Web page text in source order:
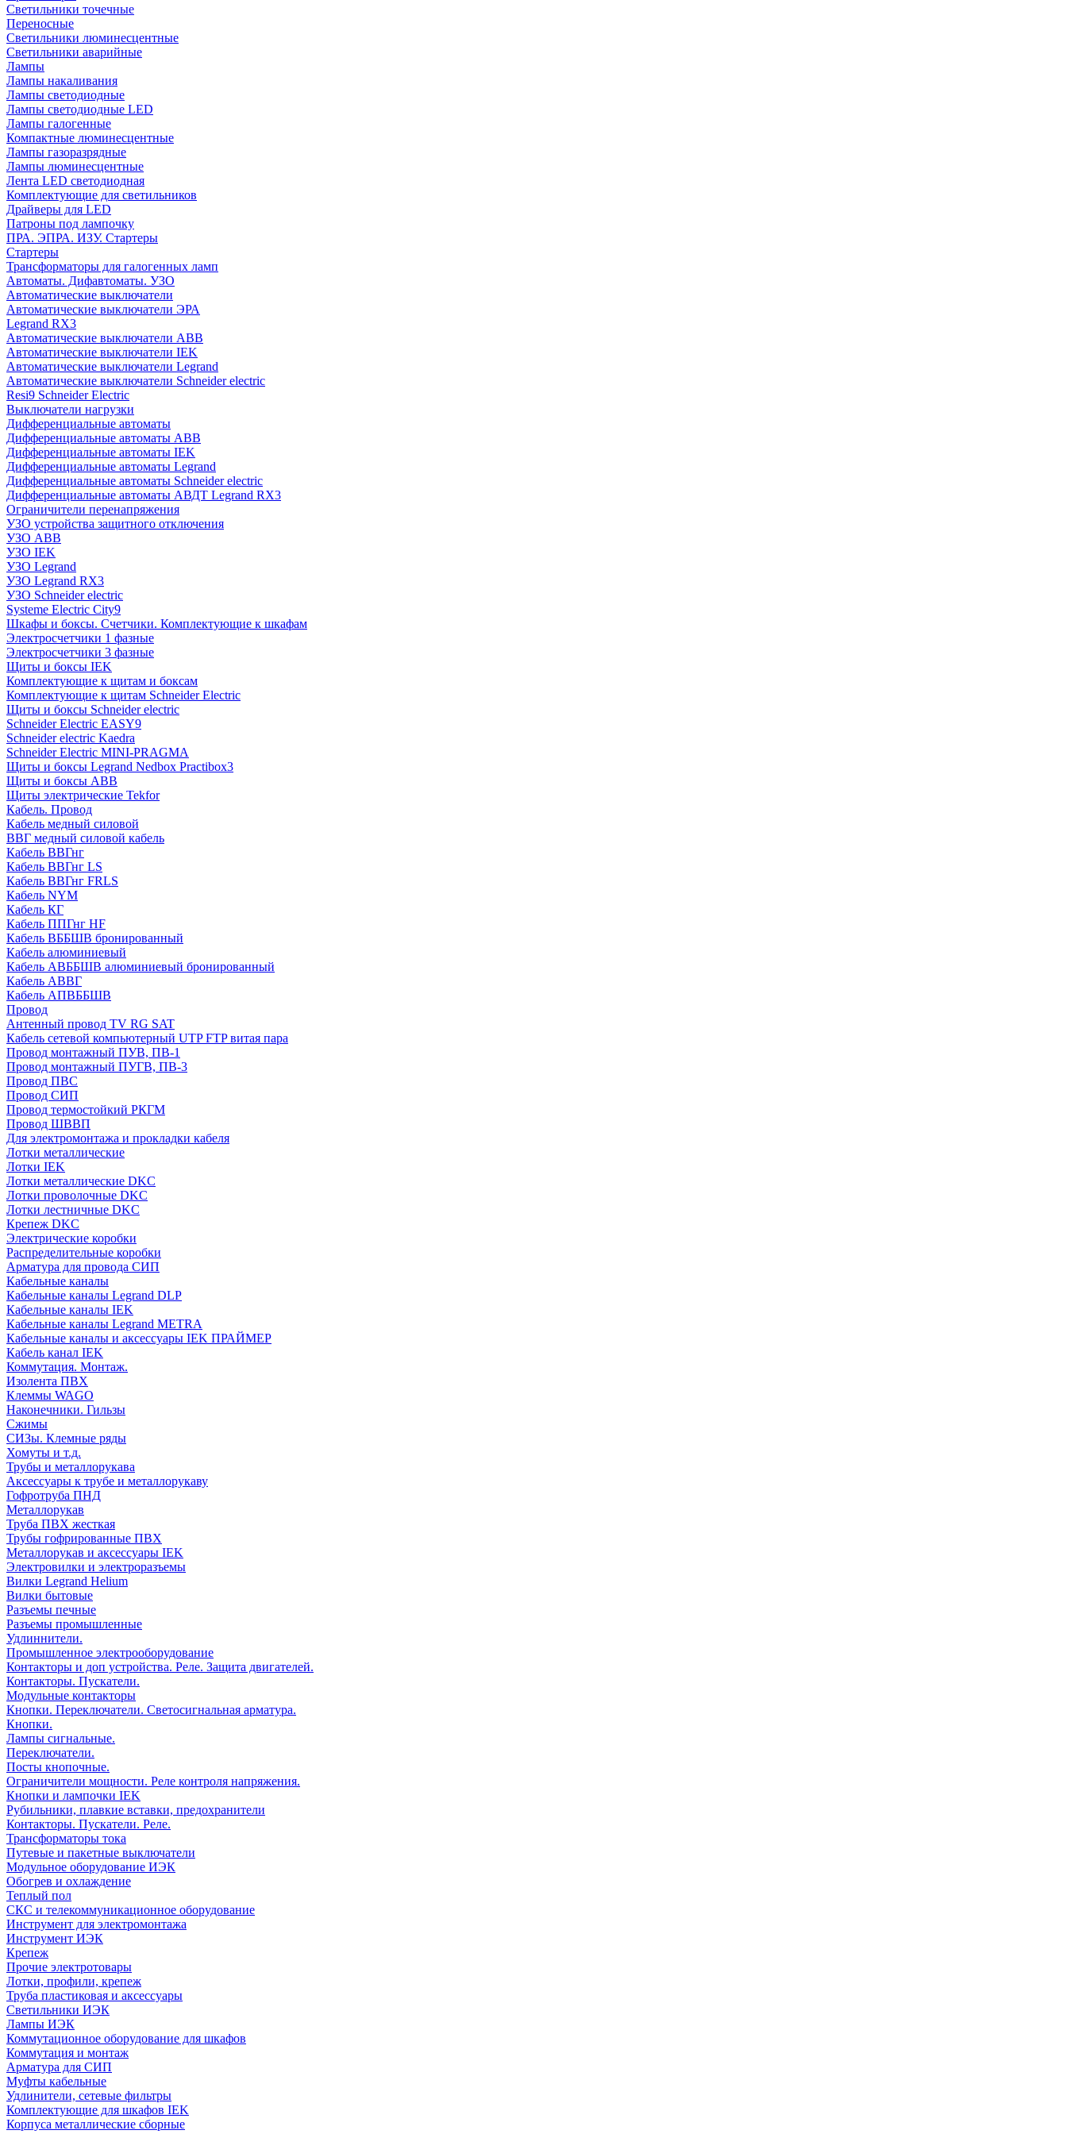
Cветильники точечные
Переносные
Светильники люминесцентные
Светильники аварийные
Лампы
Лампы накаливания
Лампы светодиодные
Лампы светодиодные LED
Лампы галогенные
Компактные люминесцентные
Лампы газоразрядные
Лампы люминесцентные
Лента LED светодиодная
Комплектующие для светильников
Драйверы для LED
Патроны под лампочку
ПРА. ЭПРА. ИЗУ. Стартеры
Стартеры
Трансформаторы для галогенных ламп
Автоматы. Дифавтоматы. УЗО
Автоматические выключатели
Автоматические выключатели ЭРА
Legrand RX3
Автоматические выключатели ABB
Автоматические выключатели IEK
Автоматические выключатели Legrand
Автоматические выключатели Schneider electric
Resi9 Schneider Electric
Выключатели нагрузки
Дифференциальные автоматы
Дифференциальные автоматы ABB
Дифференциальные автоматы IEK
Дифференциальные автоматы Legrand
Дифференциальные автоматы Schneider electric
Дифференциальные автоматы АВДТ Legrand RX3
Ограничители перенапряжения
УЗО устройства защитного отключения
УЗО ABB
УЗО IEK
УЗО Legrand
УЗО Legrand RX3
УЗО Schneider electric
Systeme Electric City9
Шкафы и боксы. Счетчики. Комплектующие к шкафам
Электросчетчики 1 фазные
Электросчетчики 3 фазные
Щиты и боксы IEK
Комплектующие к щитам и боксам
Комплектующие к щитам Schneider Electric
Щиты и боксы Schneider electric
Schneider Electric EASY9
Schneider electric Kaedra
Schneider Electric MINI-PRAGMA
Щиты и боксы Legrand Nedbox Practibox3
Щиты и боксы ABB
Щиты электрические Tekfor
Кабель. Провод
Кабель медный силовой
ВВГ медный силовой кабель
Кабель ВВГнг
Кабель ВВГнг LS
Кабель ВВГнг FRLS
Кабель NYM
Кабель КГ
Кабель ППГнг HF
Кабель ВББШВ бронированный
Кабель алюминиевый
Кабель АВББШВ алюминиевый бронированный
Кабель АВВГ
Кабель АПВББШВ
Провод
Антенный провод TV RG SAT
Кабель сетевой компьютерный UTP FTP витая пара
Провод монтажный ПУВ, ПВ-1
Провод монтажный ПУГВ, ПВ-3
Провод ПВС
Провод СИП
Провод термостойкий РКГМ
Провод ШВВП
Для электромонтажа и прокладки кабеля
Лотки металлические
Лотки IEK
Лотки металлические DKC
Лотки проволочные DKC
Лотки лестничные DKC
Крепеж DKC
Электрические коробки
Распределительные коробки
Арматура для провода СИП
Кабельные каналы
Кабельные каналы Legrand DLP
Кабельные каналы IEK
Кабельные каналы Legrand METRA
Кабельные каналы и аксессуары IEK ПРАЙМЕР
Кабель канал IEK
Коммутация. Монтаж.
Изолента ПВХ
Клеммы WAGO
Наконечники. Гильзы
Сжимы
СИЗы. Клемные ряды
Хомуты и т.д.
Трубы и металлорукава
Аксессуары к трубе и металлорукаву
Гофротруба ПНД
Металлорукав
Труба ПВХ жесткая
Трубы гофрированные ПВХ
Металлорукав и аксессуары IEK
Электровилки и электроразъемы
Вилки Legrand Helium
Вилки бытовые
Разъемы печные
Разъемы промышленные
Удлиннители.
Промышленное электрооборудование
Контакторы и доп устройства. Реле. Защита двигателей.
Контакторы. Пускатели.
Модульные контакторы
Кнопки. Переключатели. Светосигнальная арматура.
Кнопки.
Лампы сигнальные.
Переключатели.
Посты кнопочные.
Ограничители мощности. Реле контроля напряжения.
Кнопки и лампочки IEK
Рубильники, плавкие вставки, предохранители
Контакторы. Пускатели. Реле.
Трансформаторы тока
Путевые и пакетные выключатели
Модульное оборудование ИЭК
Обогрев и охлаждение
Теплый пол
СКС и телекоммуникационное оборудование
Инструмент для электромонтажа
Инструмент ИЭК
Крепеж
Прочие электротовары
Лотки, профили, крепеж
Труба пластиковая и аксессуары
Светильники ИЭК
Лампы ИЭК
Коммутационное оборудование для шкафов
Коммутация и монтаж
Арматура для СИП
Муфты кабельные
Удлинители, сетевые фильтры
Комплектующие для шкафов IEK
Корпуса металлические сборные